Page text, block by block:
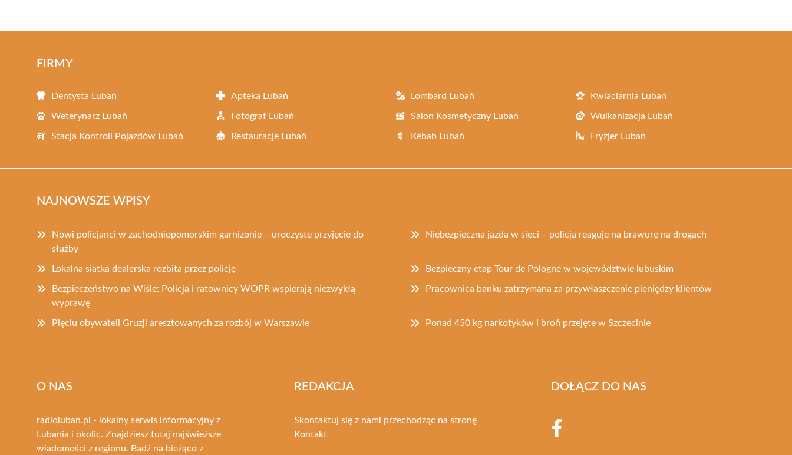
FIRMY
Dentysta Lubań Apteka Lubań Lombard Lubań Kwiaciarnia Lubań
Weterynarz Lubań Fotograf Lubań Salon Kosmetyczny Lubań Wulkanizacja Lubań
Stacja Kontroli Pojazdów Lubań Restauracje Lubań Kebab Lubań Fryzjer Lubań
NAJNOWSZE WPISY
Nowi policjanci w zachodniopomorskim garnizonie – uroczyste przyjęcie do
służby
Niebezpieczna jazda w sieci – policja reaguje na brawurę na drogach
Lokalna siatka dealerska rozbita przez policję Bezpieczny etap Tour de Pologne w województwie lubuskim
Bezpieczeństwo na Wiśle: Policja i ratownicy WOPR wspierają niezwykłą
wyprawę
Pracownica banku zatrzymana za przywłaszczenie pieniędzy klientów
Pięciu obywateli Gruzji aresztowanych za rozbój w Warszawie Ponad 450 kg narkotyków i broń przejęte w Szczecinie
O NAS
radioluban.pl - lokalny serwis informacyjny z
Lubania i okolic. Znajdziesz tutaj najświeższe
wiadomości z regionu. Bądź na bieżąco z
REDAKCJA
Skontaktuj się z nami przechodząc na stronę
Kontakt
DOŁĄCZ DO NAS